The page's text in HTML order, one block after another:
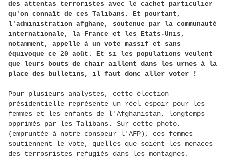
des attentas terroristes avec le cachet particulier
qu'on connaît de ces Talibans. Et pourtant,
l'administration afghane, soutenue par la communauté
internationale, la France et les Etats-Unis,
notamment, appelle à un vote massif et sans
équivoque ce 20 août. Et si les populations veulent
que leurs bouts de chair aillent dans les urnes à la
place des bulletins, il faut donc aller voter !
Pour plusieurs analystes, cette élection
présidentielle représente un réel espoir pour les
femmes et les enfants de l'Afghanistan, longtemps
opprimés par les Talibans. Sur cette photo,
(empruntée à notre consoeur l'AFP), ces femmes
soutiennent le vote, quelles que soient les menaces
des terrosristes refugiés dans les montagnes.